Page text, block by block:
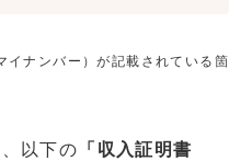
ナンバー）が記載されている箇
以下の 「収入証明書